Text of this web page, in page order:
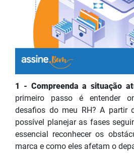
1 - Compreenda a situação
primeiro passo é entender
desafios do meu RH? A partir
possível planejar as fases
essencial reconhecer os
marca e como eles afetam o